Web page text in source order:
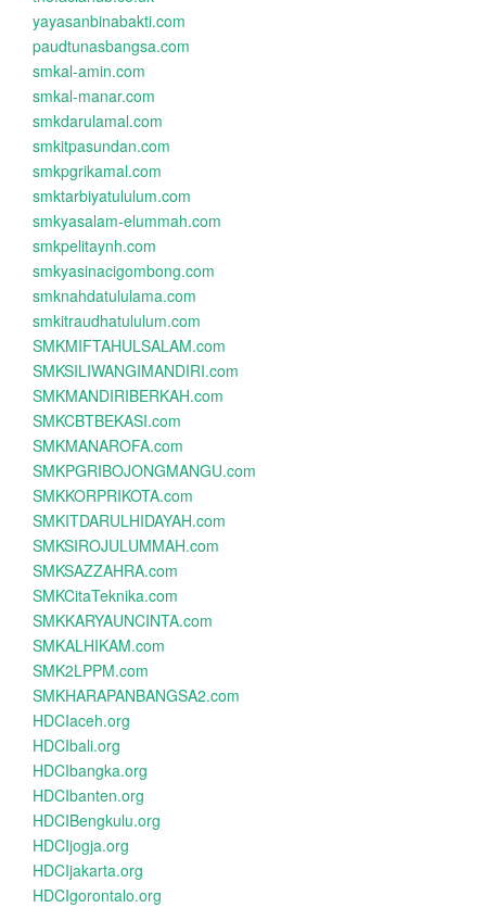
yayasanbinabakti.com
paudtunasbangsa.com
smkal-amin.com
smkal-manar.com
smkdarulamal.com
smkitpasundan.com
smkpgrikamal.com
smktarbiyatululum.com
smkyasalam-elummah.com
smkpelitaynh.com
smkyasinacigombong.com
smknahdatululama.com
smkitraudhatululum.com
SMKMIFTAHULSALAM.com
SMKSILIWANGIMANDIRI.com
SMKMANDIRIBERKAH.com
SMKCBTBEKASI.com
SMKMANAROFA.com
SMKPGRIBOJONGMANGU.com
SMKKORPRIKOTA.com
SMKITDARULHIDAYAH.com
SMKSIROJULUMMAH.com
SMKSAZZAHRA.com
SMKCitaTeknika.com
SMKKARYAUNCINTA.com
SMKALHIKAM.com
SMK2LPPM.com
SMKHARAPANBANGSA2.com
HDCIaceh.org
HDCIbali.org
HDCIbangka.org
HDCIbanten.org
HDCIBengkulu.org
HDCIjogja.org
HDCIjakarta.org
HDCIgorontalo.org